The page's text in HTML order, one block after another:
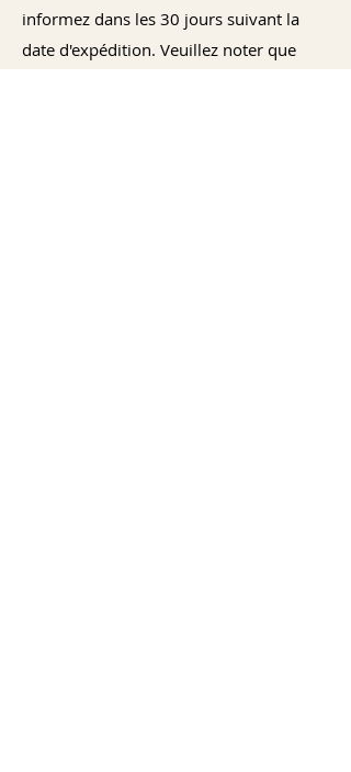
informez dans les 30 jours suivant la
date d'expédition. Veuillez noter que